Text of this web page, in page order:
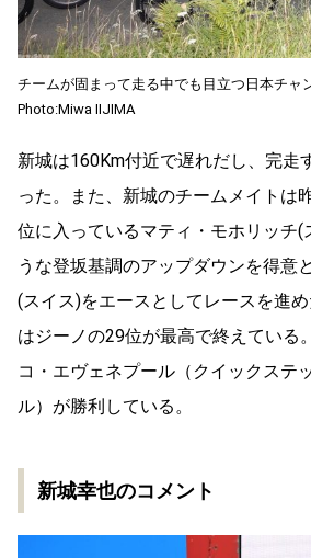
チームが固まって走る中でも目立つ日本チ
Photo:Miwa IIJIMA
新城は160Km付近で遅れだし、完走
った。また、新城のチームメイトは
位に入っているマティ・モホリッチ(
うな登坂基調のアップダウンを得意
(スイス)をエースとしてレースを進
はジーノの29位が最高で終えている
コ・エヴェネプール（クイックステ
ル）が勝利している。
新城幸也のコメント